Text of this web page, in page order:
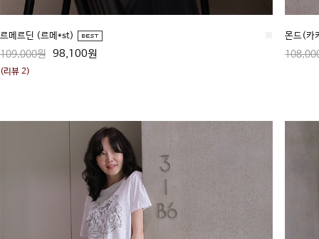
르메르딘 (르메*st)
109,000원 98,100원
(리뷰 2)
몬드(카